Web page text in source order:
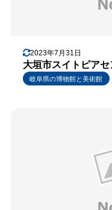
2023年7月31日
大垣市スイトピア
岐阜県の博物館と美術館